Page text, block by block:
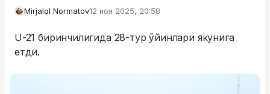
Mirjalol Normatov12 ноя 2025, 20:58
U-21 биринчилигида 28-тур ўйинлари якунига
етди.